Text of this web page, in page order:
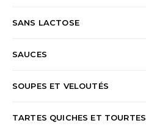
SANS LACTOSE
SAUCES
SOUPES ET VELOUTÉS
TARTES QUICHES ET TOURTES